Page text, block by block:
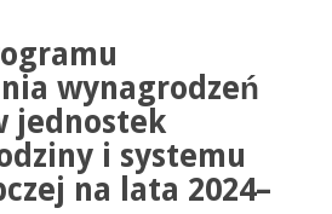
wynagrodzeń
jednostek
i systemu
na lata 2024–